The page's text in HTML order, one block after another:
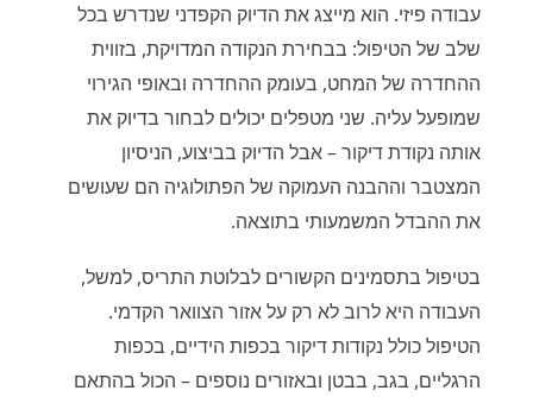
עבודה פיזי. הוא מייצג את הדיוק הקפדני שנדרש בכל
שלב של הטיפול: בבחירת הנקודה המדויקת, בזווית
ההחדרה של המחט, בעומק ההחדרה ובאופי הגירוי
שמופעל עליה. שני מטפלים יכולים לבחור בדיוק את
אותה נקודת דיקור – אבל הדיוק בביצוע, הניסיון
המצטבר וההבנה העמוקה של הפתולוגיה הם שעושים
את ההבדל המשמעותי בתוצאה.
בטיפול בתסמינים הקשורים לבלוטת התריס, למשל,
העבודה היא לרוב לא רק על אזור הצוואר הקדמי.
הטיפול כולל נקודות דיקור בכפות הידיים, בכפות
הרגליים, בגב, בבטן ובאזורים נוספים – הכול בהתאם